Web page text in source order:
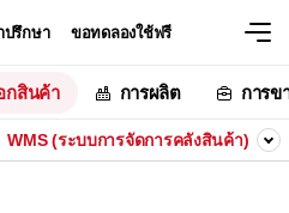
รึกษา ขอทดลองใช้ฟรี
กสินค้า การผลิต การข
WMS (ระบบการจัดการคลังสินค้า)